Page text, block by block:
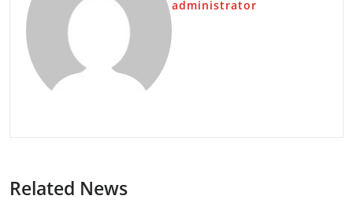
administrator
Related News